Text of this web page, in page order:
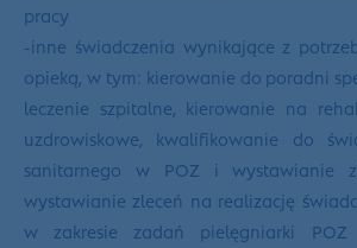
pracy
-inne świadczenia wynikające z
opieką, w tym: kierowanie do poradni
leczenie szpitalne, kierowanie na
uzdrowiskowe, kwalifikowanie do
sanitarnego w POZ i wystawianie
wystawianie zleceń na realizację
w zakresie zadań pielęgniarki